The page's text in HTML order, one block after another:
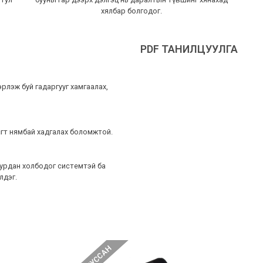
хялбар болгодог.
буй гадаргууг хамгаалах,
нямбай хадгалах боломжтой.
холбодог системтэй ба
PDF ТАНИЛЦУУЛГА